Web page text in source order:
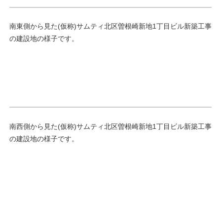
南東側から見た(仮称)サムティ北区曽根崎新地1丁目ビル新築工事
の建設地の様子です。
南西側から見た(仮称)サムティ北区曽根崎新地1丁目ビル新築工事
の建設地の様子です。